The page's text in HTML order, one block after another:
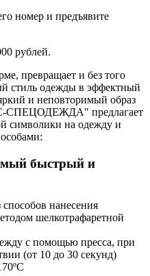
номер и предъявите
рублей.
превращает и без того
стиль одежды в эффектный
и неповторимый образ
СПЕЦОДЕЖДА" предлагает
символики на одежду и
быстрый и
нанесения
шелкотрафаретной
с помощью пресса, при
(от 10 до 30 секунд)